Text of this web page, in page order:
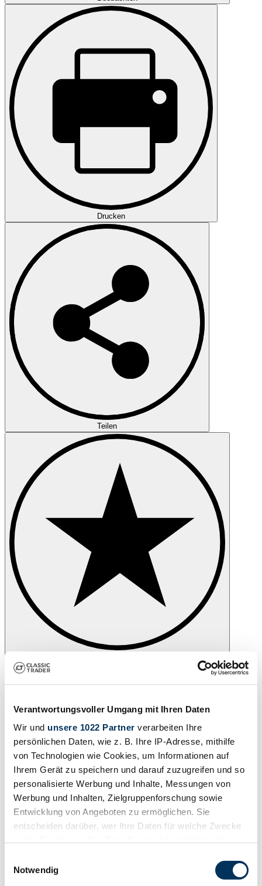
Verantwortungsvoller Umgang mit Ihren Daten
Wir und unsere 1022 Partner verarbeiten Ihre
persönlichen Daten, wie z. B. Ihre IP-Adresse, mithilfe
von Technologien wie Cookies, um Informationen auf
Ihrem Gerät zu speichern und darauf zuzugreifen und so
personalisierte Werbung und Inhalte, Messungen von
Werbung und Inhalten, Zielgruppenforschung sowie
Entwicklung von Angeboten zu ermöglichen. Sie
entscheiden darüber, wer Ihre Daten für welche Zwecke
Trigger Symbol ändern oder widerrufen
Notwendig
Drucken
Teilen